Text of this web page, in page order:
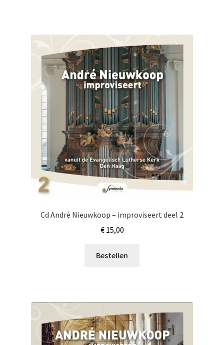
Cd André Nieuwkoop – improviseert deel 2
€15,00
Bestellen